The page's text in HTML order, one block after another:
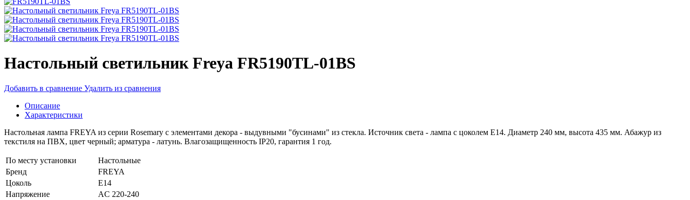
Настольный светильник Freya FR5190TL-01BS
Добавить в сравнение Удалить из сравнения
Описание
Характеристики
Настольная лампа FREYA из серии Rosemary с элементами декора - выдувными "бусинами" из стекла. Источник света - лампа с цоколем Е14. Диаметр 240 мм, высота 435 мм. Абажур из
текстиля на ПВХ, цвет черный; арматура - латунь. Влагозащищенность IP20, гарантия 1 год.
По месту установки
Настольные
Бренд
FREYA
Цоколь
E14
Напряжение
AC 220-240